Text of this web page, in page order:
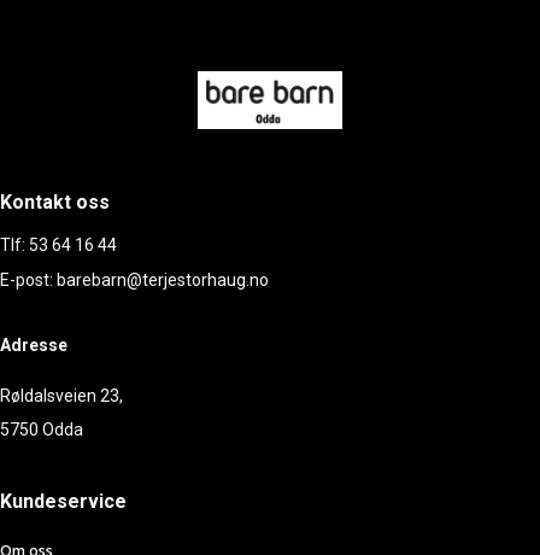
Kontakt oss
Tlf: 53 64 16 44
E-post: barebarn@terjestorhaug.no
Adresse
Røldalsveien 23,
5750 Odda
Kundeservice
Om oss